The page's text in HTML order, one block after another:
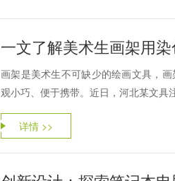
一文了解美术生画架用
画架是美术生不可缺少的绘画文具，
观小巧、便于携带。近日，河北某文具
详情 >>